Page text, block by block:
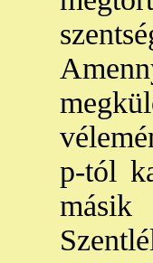
p-tól